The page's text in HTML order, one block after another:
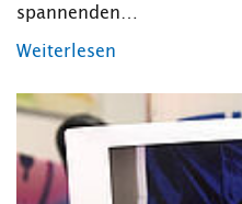
spannenden…
Weiterlesen